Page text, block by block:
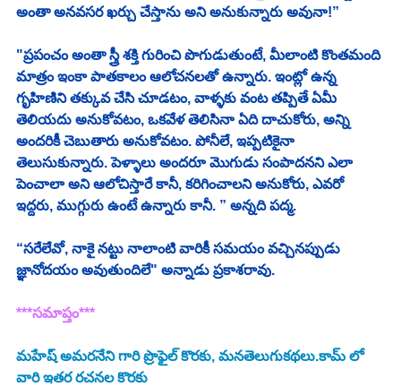
అంతా అనవసర ఖర్చు చేస్తాను అని అనుకున్నారు అవునా!”
"ప్రపంచం అంతా స్త్రీ శక్తి గురించి పొగుడుతుంటే, మీలాంటి కొంతమంది
మాత్రం ఇంకా పాతకాలం ఆలోచనలతో ఉన్నారు. ఇంట్లో ఉన్న
గృహిణిని తక్కువ చేసి చూడటం, వాళ్ళకు వంట తప్పితే ఏమీ
తెలియదు అనుకోవటం, ఒకవేళ తెలిసినా ఏది దాచుకోరు, అన్ని
అందరికీ చెబుతారు అనుకోవటం. పోనీలే, ఇప్పటికైనా
తెలుసుకున్నారు. పెళ్ళాలు అందరూ మొగుడు సంపాదనని ఎలా
పెంచాలా అని ఆలోచిస్తారే కానీ, కరిగించాలని అనుకోరు, ఎవరో
ఇద్దరు, ముగ్గురు ఉంటే ఉన్నారు కానీ. ” అన్నది పద్మ.
“సరేలేవో, నాకై నట్టు నాలాంటి వారికీ సమయం వచ్చినప్పుడు
జ్ఞానోదయం అవుతుందిలే" అన్నాడు ప్రకాశరావు.
***సమాప్తం***
మహేష్ అమరనేని గారి ప్రొఫైల్ కొరకు, మనతెలుగుకథలు.కామ్ లో
వారి ఇతర రచనల కొరకు